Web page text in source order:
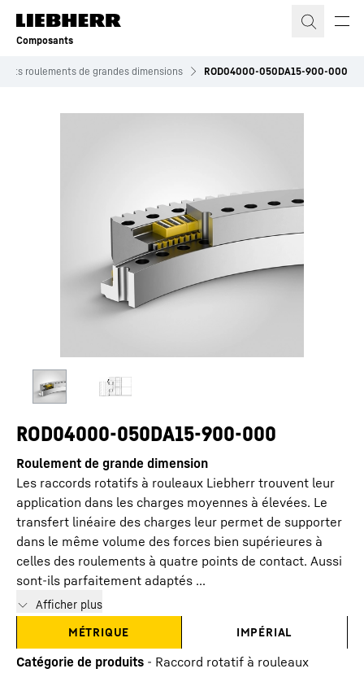
Composants
roulements de grandes dimensions ROD04000-050DA15-900-000
ROD04000-050DA15-900-000
Roulement de grande dimension
Les raccords rotatifs à rouleaux Liebherr trouvent leur
application dans les charges moyennes à élevées. Le
transfert linéaire des charges leur permet de supporter
dans le même volume des forces bien supérieures à
celles des roulements à quatre points de contact. Aussi
sont-ils parfaitement adaptés ...
Afficher plus
MÉTRIQUE
IMPÉRIAL
Catégorie de produits - Raccord rotatif à rouleaux